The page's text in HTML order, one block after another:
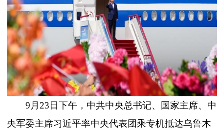
9月23日下午，中共中央总书记、国家主席、中
央军委主席习近平率中央代表团乘专机抵达乌鲁木